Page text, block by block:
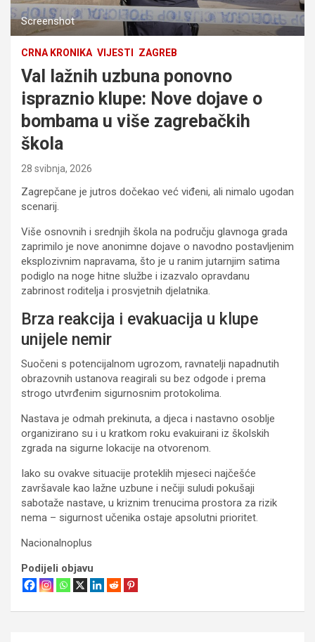
Screenshot
CRNA KRONIKA VIJESTI ZAGREB
Val lažnih uzbuna ponovno
ispraznio klupe: Nove dojave o
bombama u više zagrebačkih
škola
28 svibnja, 2026
Zagrepčane je jutros dočekao već viđeni, ali nimalo ugodan
scenarij.
Više osnovnih i srednjih škola na području glavnoga grada
zaprimilo je nove anonimne dojave o navodno postavljenim
eksplozivnim napravama, što je u ranim jutarnjim satima
podiglo na noge hitne službe i izazvalo opravdanu
zabrinost roditelja i prosvjetnih djelatnika.
Brza reakcija i evakuacija u klupe
unijele nemir
Suočeni s potencijalnom ugrozom, ravnatelji napadnutih
obrazovnih ustanova reagirali su bez odgode i prema
strogo utvrđenim sigurnosnim protokolima.
Nastava je odmah prekinuta, a djeca i nastavno osoblje
organizirano su i u kratkom roku evakuirani iz školskih
zgrada na sigurne lokacije na otvorenom.
Iako su ovakve situacije proteklih mjeseci najčešće
završavale kao lažne uzbune i nečiji suludi pokušaji
sabotaže nastave, u kriznim trenucima prostora za rizik
nema – sigurnost učenika ostaje apsolutni prioritet.
Nacionalnoplus
Podijeli objavu